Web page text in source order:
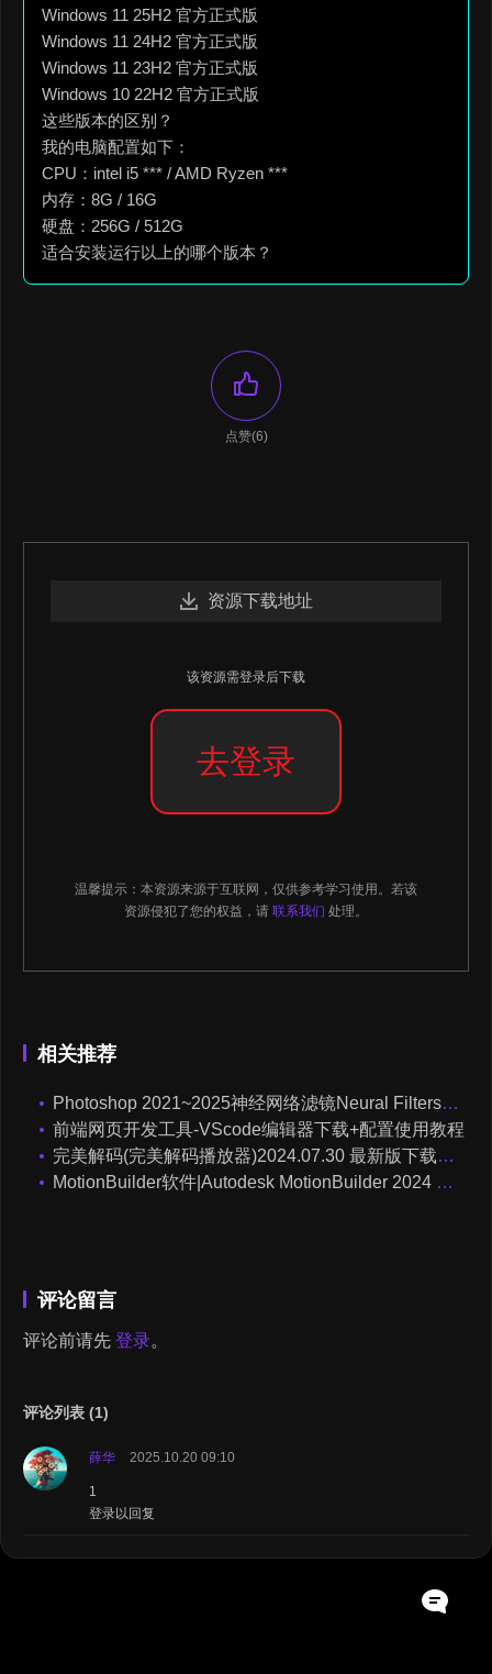
Windows 11 25H2 官方正式版
Windows 11 24H2 官方正式版
Windows 11 23H2 官方正式版
Windows 10 22H2 官方正式版
这些版本的区别？
我的电脑配置如下：
CPU：intel i5 *** / AMD Ryzen ***
内存：8G / 16G
硬盘：256G / 512G
适合安装运行以上的哪个版本？
点赞(6)
资源下载地址
该资源需登录后下载
去登录
温馨提示：本资源来源于互联网，仅供参考学习使用。若该
资源侵犯了您的权益，请 联系我们 处理。
相关推荐
Photoshop 2021~2025神经网络滤镜Neural Filters离线安装包 + 安装使用教程
前端网页开发工具-VScode编辑器下载+配置使用教程
完美解码(完美解码播放器)2024.07.30 最新版下载安装
MotionBuilder软件|Autodesk MotionBuilder 2024 Win破解版下载
评论留言
评论前请先 登录。
评论列表 (1)
薛华 2025.10.20 09:10
1
登录以回复